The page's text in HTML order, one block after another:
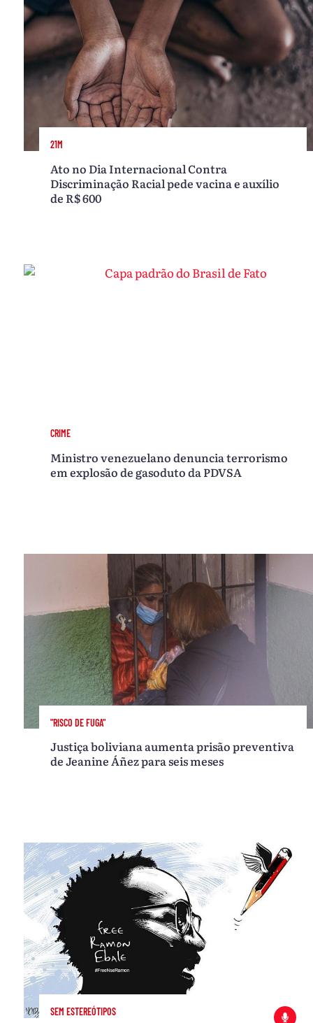
21M
Ato no Dia Internacional Contra
Discriminação Racial pede vacina e auxílio
de R$ 600
CRIME
Ministro venezuelano denuncia terrorismo
em explosão de gasoduto da PDVSA
"RISCO DE FUGA"
Justiça boliviana aumenta prisão preventiva
de Jeanine Áñez para seis meses
SEM ESTEREÓTIPOS